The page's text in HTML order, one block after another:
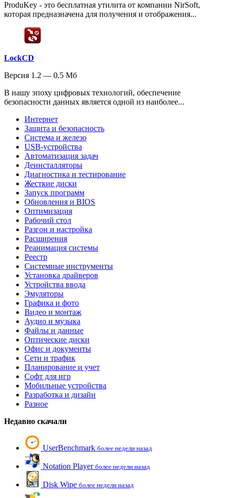
ProduKey - это бесплатная утилита от компании NirSoft,
которая предназначена для получения и отображения...
LockCD
Версия 1.2 — 0.5 Мб
В нашу эпоху цифровых технологий, обеспечение
безопасности данных является одной из наиболее...
Интернет
Защита и безопасность
Система и железо
USB-устройства
Автоматизация задач
Деинсталляторы
Диагностика и тестирование
Жесткие диски
Запуск программ
Обновления и BIOS
Оптимизация
Рабочий стол
Разгон и настройка
Расширения
Реанимация системы
Реестр
Системные инструменты
Установка драйверов
Устройства ввода
Эмуляторы
Графика и фото
Видео и монтаж
Аудио и музыка
Файлы и данные
Оптические диски
Офис и документы
Сети и трафик
Планирование и учет
Софт для игр
Мобильные устройства
Разработка и дизайн
Разное
Недавно скачали
UserBenchmark более недели назад
Notation Player более недели назад
Disk Wipe более недели назад